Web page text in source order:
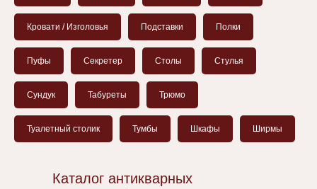
Кровати / Изголовья Подставки Полки
Пуфы Секретер Столы Стулья
Сундук Табуреты Трюмо
Туалетный столик Тумбы Шкафы Ширмы
Каталог антикварных